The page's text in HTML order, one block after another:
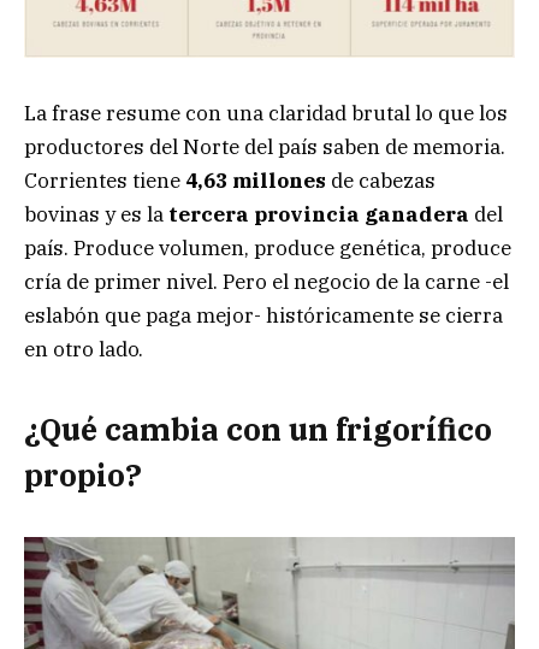
La frase resume con una claridad brutal lo que los
productores del Norte del país saben de memoria.
Corrientes tiene 4,63 millones de cabezas
bovinas y es la tercera provincia ganadera del
país. Produce volumen, produce genética, produce
cría de primer nivel. Pero el negocio de la carne -el
eslabón que paga mejor- históricamente se cierra
en otro lado.
¿Qué cambia con un frigorífico
propio?